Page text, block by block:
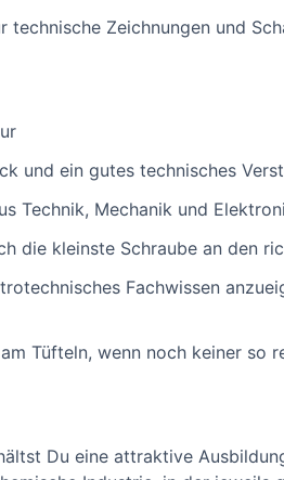
technische Zeichnungen und
und ein gutes technisches
Technik, Mechanik und
die kleinste Schraube an den
Fachwissen
Tüfteln, wenn noch keiner
Du eine attraktive